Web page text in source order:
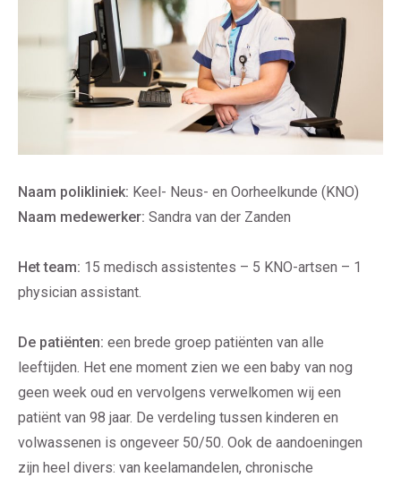
Naam polikliniek: Keel- Neus- en Oorheelkunde (KNO)
Naam medewerker: Sandra van der Zanden
Het team: 15 medisch assistentes – 5 KNO-artsen – 1
physician assistant.
De patiënten: een brede groep patiënten van alle
leeftijden. Het ene moment zien we een baby van nog
geen week oud en vervolgens verwelkomen wij een
patiënt van 98 jaar. De verdeling tussen kinderen en
volwassenen is ongeveer 50/50. Ook de aandoeningen
zijn heel divers: van keelamandelen, chronische